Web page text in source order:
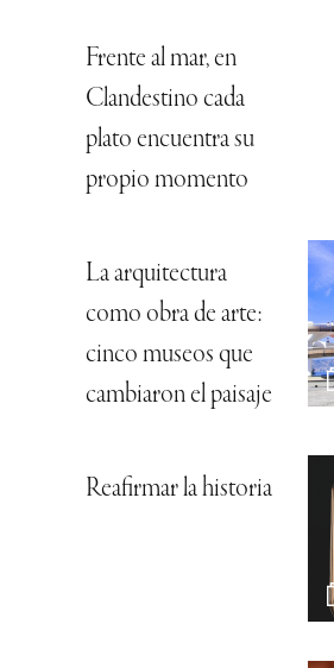
Frente al mar, en
Clandestino cada
plato encuentra su
propio momento
La arquitectura
como obra de arte:
cinco museos que
cambiaron el paisaje
Reafirmar la historia